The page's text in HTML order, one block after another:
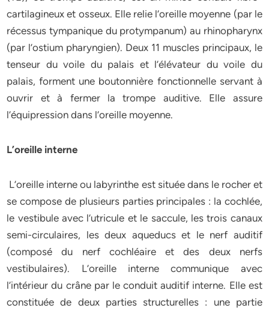
cartilagineux et osseux. Elle relie l’oreille moyenne (par le
récessus tympanique du protympanum) au rhinopharynx
(par l’ostium pharyngien). Deux 11 muscles principaux, le
tenseur du voile du palais et l’élévateur du voile du
palais, forment une boutonnière fonctionnelle servant à
ouvrir et à fermer la trompe auditive. Elle assure
l’équipression dans l’oreille moyenne.
L’oreille interne
L’oreille interne ou labyrinthe est située dans le rocher et
se compose de plusieurs parties principales : la cochlée,
le vestibule avec l’utricule et le saccule, les trois canaux
semi-circulaires, les deux aqueducs et le nerf auditif
(composé du nerf cochléaire et des deux nerfs
vestibulaires). L’oreille interne communique avec
l’intérieur du crâne par le conduit auditif interne. Elle est
constituée de deux parties structurelles : une partie